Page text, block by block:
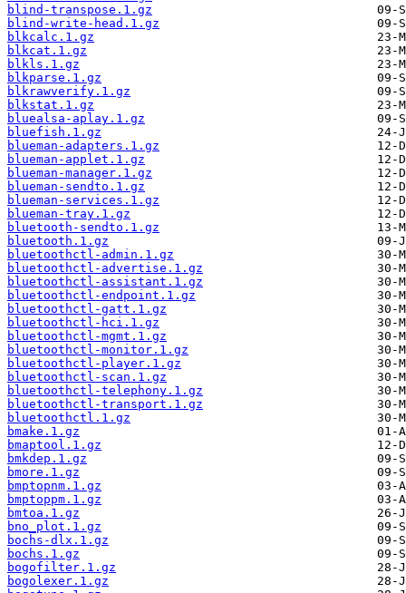
blind-transpose.1.gz
blind-write-head.1.gz
blkcalc.1.gz
blkcat.1.gz
blkls.1.gz
blkparse.1.gz
blkrawverify.1.gz
blkstat.1.gz
bluealsa-aplay.1.gz
bluefish.1.gz
blueman-adapters.1.gz
blueman-applet.1.gz
blueman-manager.1.gz
blueman-sendto.1.gz
blueman-services.1.gz
blueman-tray.1.gz
bluetooth-sendto.1.gz
bluetooth.1.gz
bluetoothctl-admin.1.gz
bluetoothctl-advertise.1.gz
bluetoothctl-assistant.1.gz
bluetoothctl-endpoint.1.gz
bluetoothctl-gatt.1.gz
bluetoothctl-hci.1.gz
bluetoothctl-mgmt.1.gz
bluetoothctl-monitor.1.gz
bluetoothctl-player.1.gz
bluetoothctl-scan.1.gz
bluetoothctl-telephony.1.gz
bluetoothctl-transport.1.gz
bluetoothctl.1.gz
bmake.1.gz
bmaptool.1.gz
bmkdep.1.gz
bmore.1.gz
bmptopnm.1.gz
bmptoppm.1.gz
bmtoa.1.gz
bno_plot.1.gz
bochs-dlx.1.gz
bochs.1.gz
bogofilter.1.gz
bogolexer.1.gz